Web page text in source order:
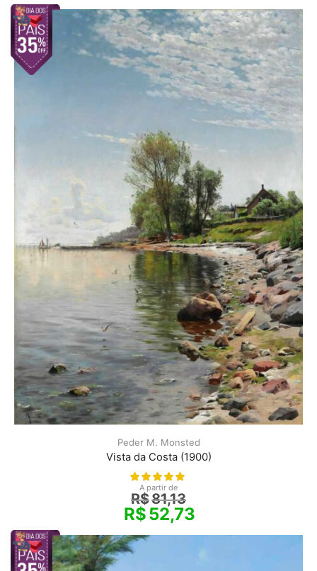
Peder M. Monsted
Vista da Costa (1900)
A partir de
R$81,13
R$52,73